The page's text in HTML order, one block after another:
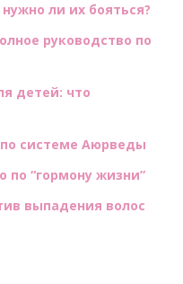
ли их бояться?
руководство по
детей: что
системе Аюрведы
по “гормону жизни”
выпадения волос